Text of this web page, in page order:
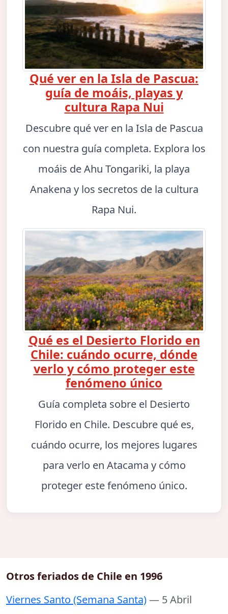
Qué ver en la Isla de Pascua:
guía de moáis, playas y
cultura Rapa Nui
Descubre qué ver en la Isla de Pascua
con nuestra guía completa. Explora los
moáis de Ahu Tongariki, la playa
Anakena y los secretos de la cultura
Rapa Nui.
Qué es el Desierto Florido en
Chile: cuándo ocurre, dónde
verlo y cómo proteger este
fenómeno único
Guía completa sobre el Desierto
Florido en Chile. Descubre qué es,
cuándo ocurre, los mejores lugares
para verlo en Atacama y cómo
proteger este fenómeno único.
Otros feriados de Chile en 1996
Viernes Santo (Semana Santa)— 5 Abril